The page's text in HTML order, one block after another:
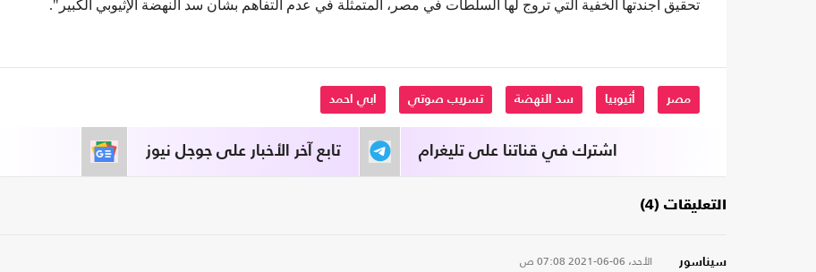
تحقيق أجندتها الخفية التي تروج لها السلطات في مصر، المتمثلة في عدم التفاهم بشأن سد النهضة الإثيوبي الكبير".
مصر أثيوبيا سد النهضة تسريب صوتي ابي احمد
تابع آخر الأخبار على جوجل نيوز اشترك في قناتنا على تليغرام
التعليقات (4)
سيناسور الأحد، 06-06-2021 07:08 ص